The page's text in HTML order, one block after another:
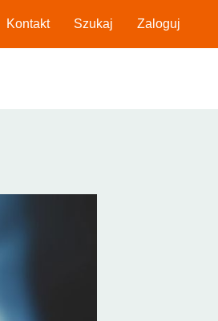
Kontakt Szukaj Zaloguj